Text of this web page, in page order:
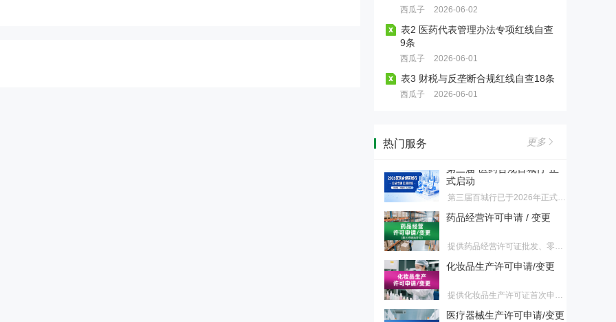
西瓜子 2026-06-02
表2 医药代表管理办法专项红线自查
9条
西瓜子 2026-06-01
表3 财税与反垄断合规红线自查18条
西瓜子 2026-06-01
热门服务 更多
蓉巡回开启，抢占转型先机！
规底线、专业团队、迎检支持，
品MAH、生产企业、境内责任
【医药传播】药企品牌 / 产
品宣传片制作
供品牌及产品宣传片制作，由医
播为核心准则，依托丰富的医院
资源，为医药生产企业、生物制
各类宣传痛点，规避传播风险，
医疗器械注册/备案、变更
提供国产/进口二、三类医疗器
提供国产/进口（含港澳台）化
式启动
第三届百城行已于2026年正式启
动。我们诚挚邀请各地监管部门
成为本届活动的合作单位，共同
连锁总部、零售连锁药店、零售
药店首次申请、换证、变更服务
请、换证、变更服务